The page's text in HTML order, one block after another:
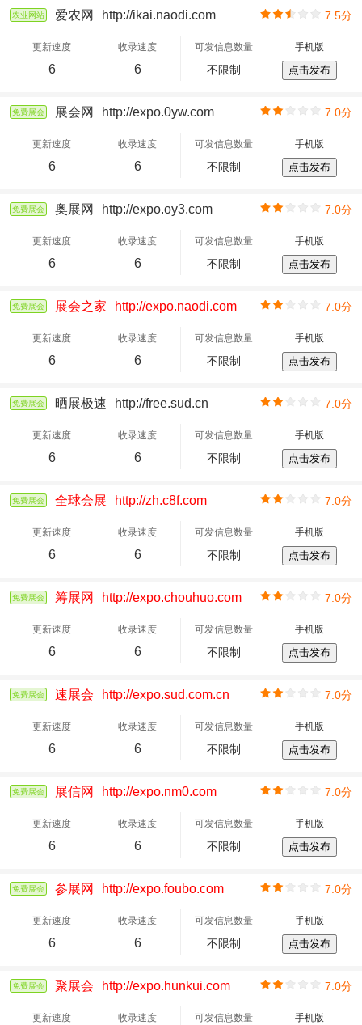
农业网站 爱农网 http://ikai.naodi.com 7.5分
更新速度
6
收录速度
6
可发信息数量
不限制
手机版
点击发布
免费展会 展会网 http://expo.0yw.com 7.0分
更新速度
6
收录速度
6
可发信息数量
不限制
手机版
点击发布
免费展会 奥展网 http://expo.oy3.com 7.0分
更新速度
6
收录速度
6
可发信息数量
不限制
手机版
点击发布
免费展会 展会之家 http://expo.naodi.com 7.0分
更新速度
6
收录速度
6
可发信息数量
不限制
手机版
点击发布
免费展会 晒展极速 http://free.sud.cn 7.0分
更新速度
6
收录速度
6
可发信息数量
不限制
手机版
点击发布
免费展会 全球会展 http://zh.c8f.com 7.0分
更新速度
6
收录速度
6
可发信息数量
不限制
手机版
点击发布
免费展会 筹展网 http://expo.chouhuo.com 7.0分
更新速度
6
收录速度
6
可发信息数量
不限制
手机版
点击发布
免费展会 速展会 http://expo.sud.com.cn 7.0分
更新速度
6
收录速度
6
可发信息数量
不限制
手机版
点击发布
免费展会 展信网 http://expo.nm0.com 7.0分
更新速度
6
收录速度
6
可发信息数量
不限制
手机版
点击发布
免费展会 参展网 http://expo.foubo.com 7.0分
更新速度
6
收录速度
6
可发信息数量
不限制
手机版
点击发布
免费展会 聚展会 http://expo.hunkui.com 7.0分
更新速度 收录速度 可发信息数量 手机版